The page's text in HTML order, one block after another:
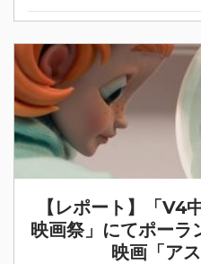
【レポート】「V4
映画祭」にてポーラ
映画「ア